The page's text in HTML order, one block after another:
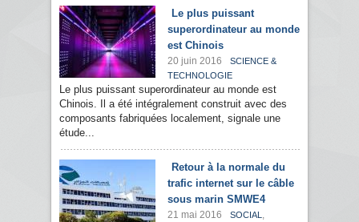
Le plus puissant
superordinateur au monde
est Chinois
20 juin 2016
SCIENCE &
TECHNOLOGIE
Le plus puissant superordinateur au monde est
Chinois. Il a été intégralement construit avec des
composants fabriquées localement, signale une
étude...
Retour à la normale du
trafic internet sur le câble
sous marin SMWE4
21 mai 2016 SOCIAL ,